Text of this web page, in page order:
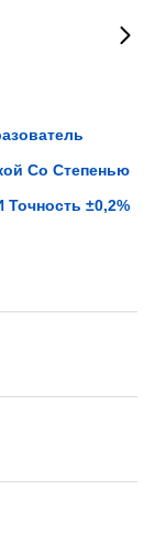
Со Степенью
±0,2%